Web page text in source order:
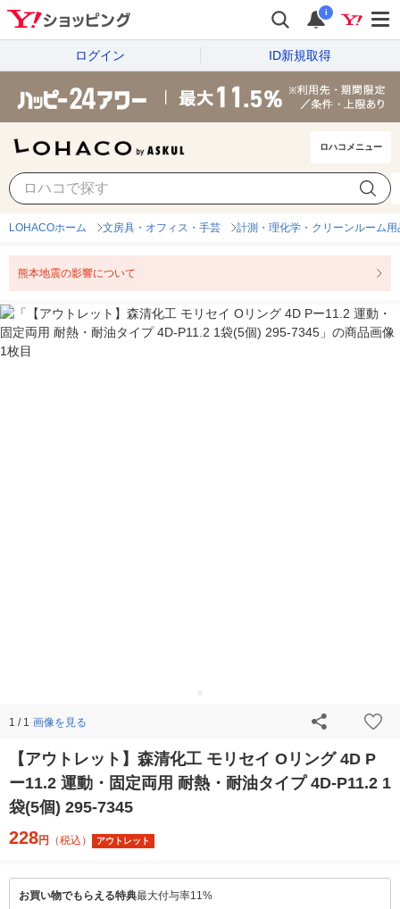
i
ログイン ID新規取得
ロハコメニュー
LOHACOホーム 文房具・オフィス・手芸 計測・理化学・クリーンルーム用
熊本地震の影響について
1 / 1 画像を見る
【アウトレット】森清化工 モリセイ Oリング 4D P
ー11.2 運動・固定両用 耐熱・耐油タイプ 4D-P11.2 1
袋(5個) 295-7345
228円 （税込） アウトレット
お買い物でもらえる特典最大付与率11%